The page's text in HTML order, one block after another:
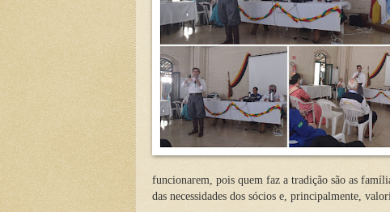
funcionarem, pois quem faz a tradição são as
das necessidades dos sócios e, principalmente,